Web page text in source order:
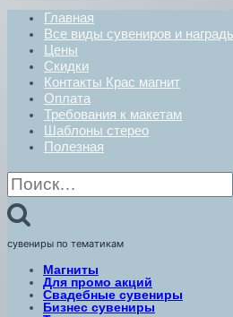
Главная
Все виды сувениров и
Цены
Скидки
Контакты Крас магнит
Оплата
Требования к макетам
Шаблоны стерео
Полезная
Найти:
сувениры по тематикам
Магниты
Для промо акций
Свадебные сувениры
Бизнес сувениры